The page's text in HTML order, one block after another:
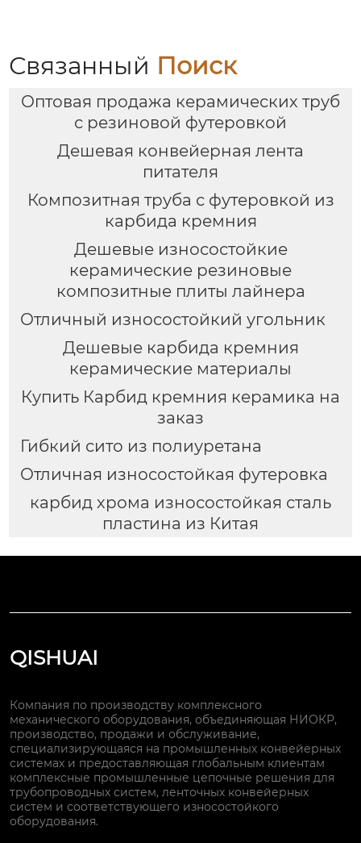
Связанный Поиск
Оптовая продажа керамических труб
с резиновой футеровкой
Дешевая конвейерная лента
питателя
Композитная труба с футеровкой из
карбида кремния
Дешевые износостойкие
керамические резиновые
композитные плиты лайнера
Отличный износостойкий угольник
Дешевые карбида кремния
керамические материалы
Купить Карбид кремния керамика на
заказ
Гибкий сито из полиуретана
Отличная износостойкая футеровка
карбид хрома износостойкая сталь
пластина из Китая
QISHUAI
Компания по производству комплексного
механического оборудования, объединяющая НИОКР,
производство, продажи и обслуживание,
специализирующаяся на промышленных конвейерных
системах и предоставляющая глобальным клиентам
комплексные промышленные цепочные решения для
трубопроводных систем, ленточных конвейерных
систем и соответствующего износостойкого
оборудования.